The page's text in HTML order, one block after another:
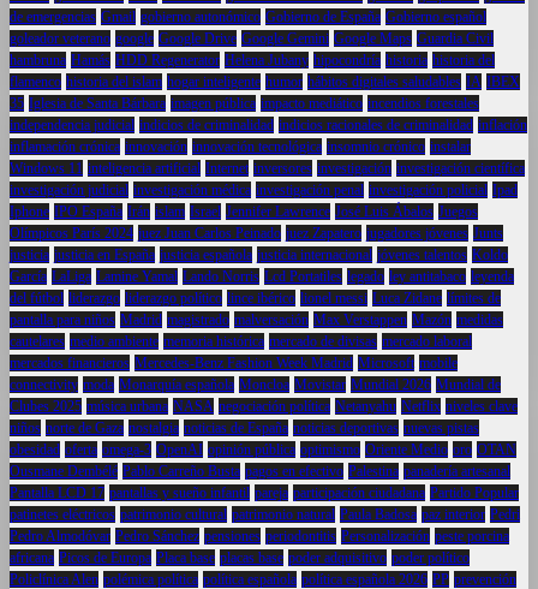
de emergencias Gmail gobierno autonómico Gobierno de España Gobierno español
goleador veterano google Google Drive Google Gemini Google Maps Guardia Civil
hambruna Hamás HDD Regenerator Helena Jubany hipocondría historia historia del
flamenco historia del islam hogar inteligente humor hábitos digitales saludables IA IBEX
35 Iglesia de Santa Bárbara imagen pública impacto mediático incendios forestales
independencia judicial indicios de criminalidad indicios racionales de criminalidad inflación
inflamación crónica innovación innovación tecnológica insomnio crónico instalar
Windows 11 inteligencia artificial Internet inversores investigación investigación científica
investigación judicial investigación médica investigación penal investigación policial Ipad
Iphone IPO España Irán islam Israel Jennifer Lawrence José Luis Ábalos Juegos
Olímpicos París 2024 juez Juan Carlos Peinado juez Zapatero jugadores jóvenes Junts
justicia justicia en España justicia española justicia internacional jóvenes talentos Koldo
García LaLiga Lamine Yamal Lando Norris Lcd Portatiles legado ley antitabaco leyenda
del fútbol liderazgo liderazgo político lince ibérico lionel messi Luca Zidane límites de
pantalla para niños Madrid magistrado malversación Max Verstappen Mazón medidas
cautelares medio ambiente memoria histórica mercado de divisas mercado laboral
mercados financieros Mercedes-Benz Fashion Week Madrid Microsoft mobile
connectivity moda Monarquía española Moncloa Movistar Mundial 2026 Mundial de
Clubes 2025 música urbana NASA negociación política Netanyahu Netflix niveles clave
niños norte de Gaza nostalgia noticias de España noticias deportivas nuevas pistas
obesidad oferta omega-3 OpenAI opinión pública optimismo Oriente Medio oro OTAN
Ousmane Dembélé Pablo Carreño Busta pagos en efectivo Palestina panadería artesanal
Pantalla LCD 17 pantallas y sueño infantil pareja participación ciudadana Partido Popular
patinetes eléctricos patrimonio cultural patrimonio natural Paula Badosa paz interior Pedri
Pedro Almodóvar Pedro Sánchez pensiones periodontitis Personalización peste porcina
africana Picos de Europa Placa base placas base poder adquisitivo poder político
Policlínica Alen polémica política política española política española 2026 PP prevención